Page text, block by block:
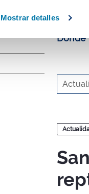
Mostrar detalles
Donde
Blogs